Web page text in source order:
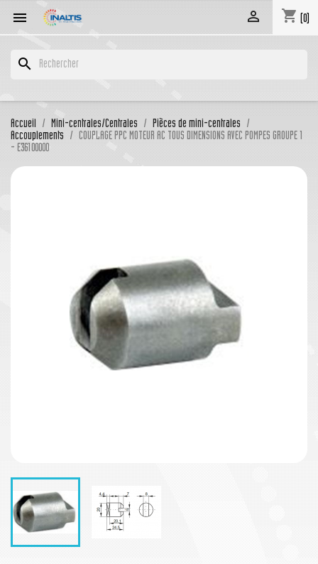
 shopping_cart (0)

search
Accueil Mini-centrales/Centrales
Pièces de mini-centrales
Accouplements
COUPLAGE PPC MOTEUR AC TOUS DIMENSIONS AVEC POMPES GROUPE 1
- E36100000